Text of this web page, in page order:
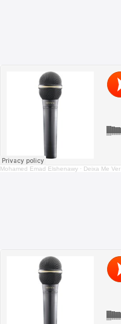
Mohamed Emad Elshenawy · Deixa Me Ver